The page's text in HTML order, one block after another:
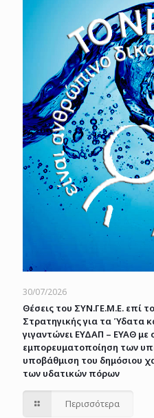
30/07/2026
Θέσεις του ΣΥΝ.ΓΕ.Μ.Ε. επί
Στρατηγικής για τα Ύδατα
γιγαντώνει ΕΥΔΑΠ – ΕΥΑΘ με
εμπορευματοποίηση των
υποβάθμιση του δημόσιου
των υδατικών πόρων
Περισσότερα